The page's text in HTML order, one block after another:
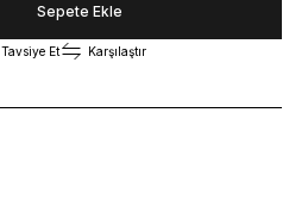
Sepete Ekle
Tavsiye Et Karşılaştır